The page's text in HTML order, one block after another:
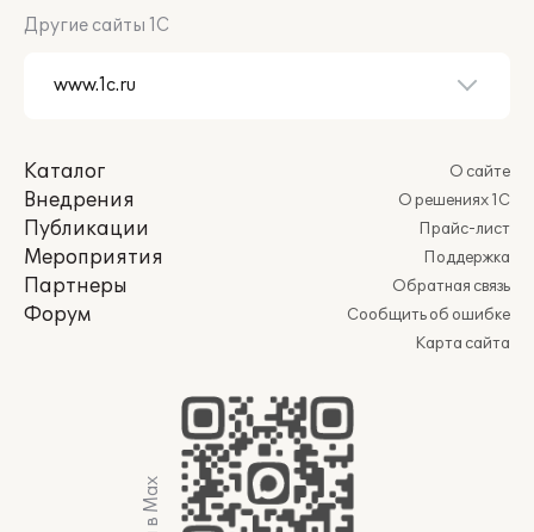
Другие сайты 1С
Каталог
Внедрения
Публикации
Мероприятия
Партнеры
Форум
О сайте
О решениях 1С
Прайс-лист
Поддержка
Обратная связь
Сообщить об ошибке
Карта сайта